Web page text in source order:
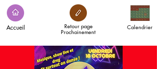
Accueil Calendrier
Retour page
Prochainement